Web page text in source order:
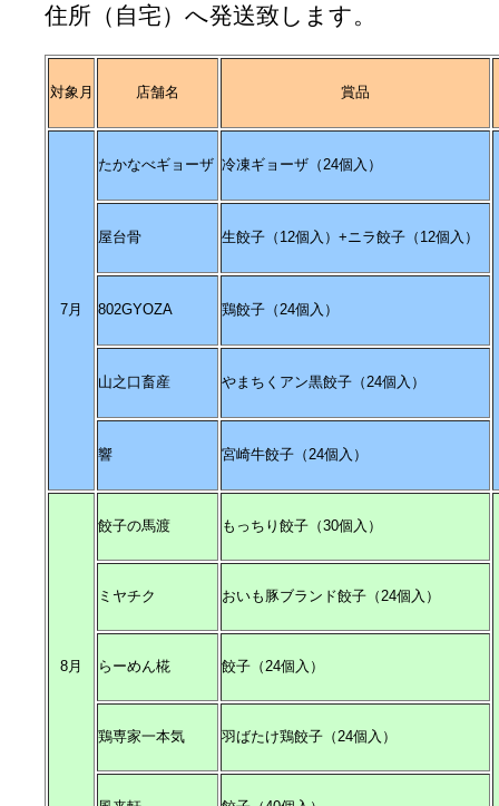
住所（自宅）へ発送致します。
対象月 店舗名 賞品
7月
たかなべギョーザ 冷凍ギョーザ（24個入）
屋台骨 生餃子（12個入）+ニラ餃子（12個入）
802GYOZA 鶏餃子（24個入）
山之口畜産 やまちくアン黒餃子（24個入）
響 宮崎牛餃子（24個入）
8月
餃子の馬渡 もっちり餃子（30個入）
ミヤチク おいも豚ブランド餃子（24個入）
らーめん椛 餃子（24個入）
鶏専家一本気 羽ばたけ鶏餃子（24個入）